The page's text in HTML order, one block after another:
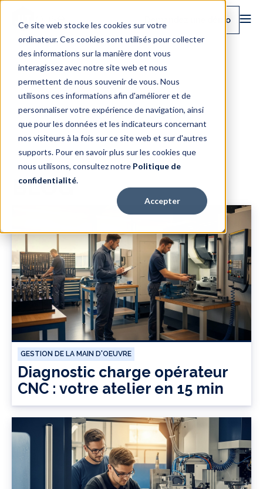
Ce site web stocke les cookies sur votre
ordinateur. Ces cookies sont utilisés pour collecter
des informations sur la manière dont vous
interagissez avec notre site web et nous
permettent de nous souvenir de vous. Nous
utilisons ces informations afin d'améliorer et de
personnaliser votre expérience de navigation, ainsi
que pour les données et les indicateurs concernant
nos visiteurs à la fois sur ce site web et sur d'autres
supports. Pour en savoir plus sur les cookies que
nous utilisons, consultez notre Politique de
confidentialité.
Accepter
Demandez une démo
BLOG
GESTION DE LA MAIN D'OEUVRE
Diagnostic charge opérateur
CNC : votre atelier en 15 min